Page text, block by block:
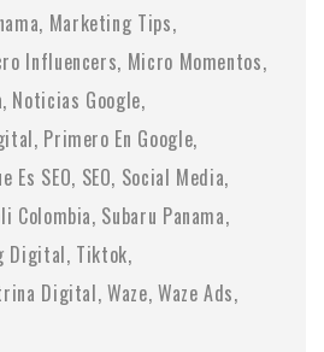
Marketing Tips
Influencers Micro Momentos
Noticias Google
Primero En Google
Es SEO SEO Social Media
Colombia Subaru Panama
Digital Tiktok
Digital Waze Waze Ads